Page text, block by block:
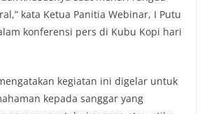
kata Ketua Panitia Webinar, I Putu
konferensi pers di Kubu Kopi hari
kegiatan ini digelar untuk
kepada sanggar yang